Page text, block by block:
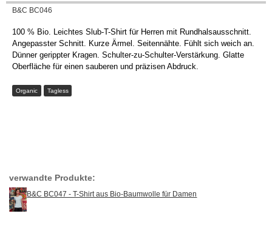
B&C BC046
100 % Bio. Leichtes Slub-T-Shirt für Herren mit Rundhalsausschnitt.
Angepasster Schnitt. Kurze Ärmel. Seitennähte. Fühlt sich weich an.
Dünner gerippter Kragen. Schulter-zu-Schulter-Verstärkung. Glatte
Oberfläche für einen sauberen und präzisen Abdruck.
Organic Tagless
verwandte Produkte:
B&C BC047 - T-Shirt aus Bio-Baumwolle für Damen